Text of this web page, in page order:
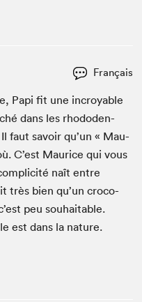
Français
Papi fit une incroy­able
dans les rhodo­den­
faut savoir qu’un « Mau­
C’est Mau­rice qui vous
naît entre
très bien qu’un croc­o­
peu souhaitable.
est dans la nature.